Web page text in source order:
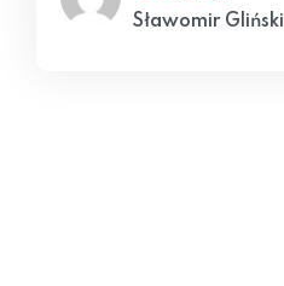
Sławomir Gliński